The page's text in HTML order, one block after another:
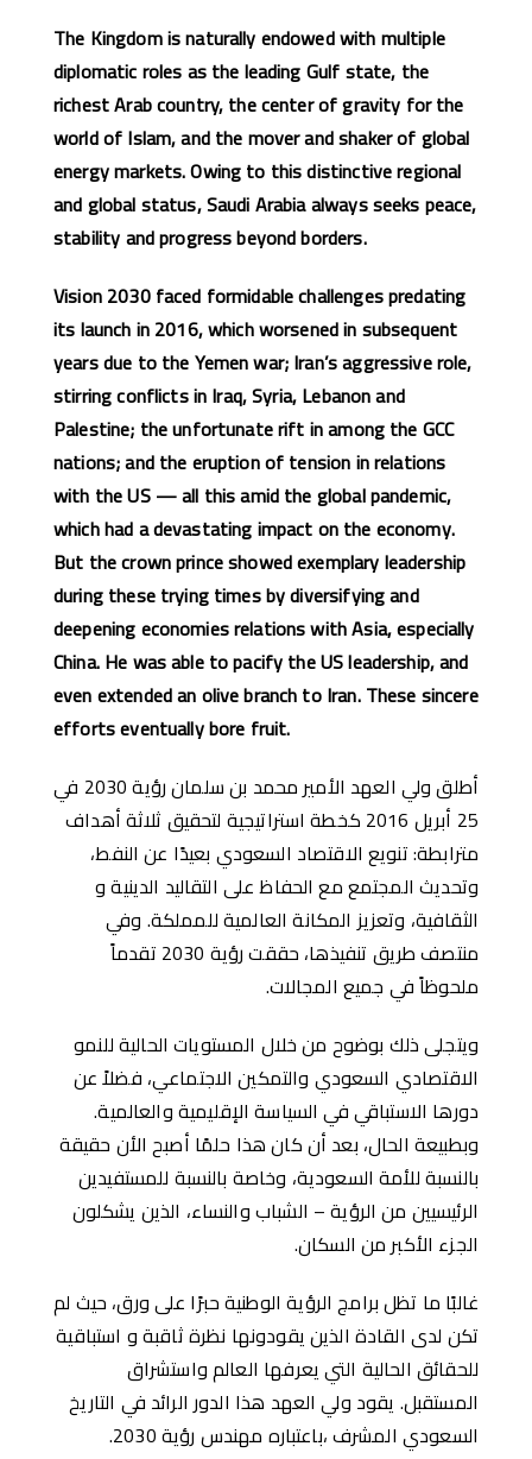
The Kingdom is naturally endowed with multiple
diplomatic roles as the leading Gulf state, the
richest Arab country, the center of gravity for the
world of Islam, and the mover and shaker of global
energy markets. Owing to this distinctive regional
and global status, Saudi Arabia always seeks peace,
stability and progress beyond borders.
Vision 2030 faced formidable challenges predating
its launch in 2016, which worsened in subsequent
years due to the Yemen war; Iran’s aggressive role,
stirring conflicts in Iraq, Syria, Lebanon and
Palestine; the unfortunate rift in among the GCC
nations; and the eruption of tension in relations
with the US — all this amid the global pandemic,
which had a devastating impact on the economy.
But the crown prince showed exemplary leadership
during these trying times by diversifying and
deepening economies relations with Asia, especially
China. He was able to pacify the US leadership, and
even extended an olive branch to Iran. These sincere
efforts eventually bore fruit.
أطلق ولي العهد الأمير محمد بن سلمان رؤية 2030 في
25 أبريل 2016 كخطة استراتيجية لتحقيق ثلاثة أهداف
مترابطة: تنويع الاقتصاد السعودي بعيدًا عن النفط،
وتحديث المجتمع مع الحفاظ على التقاليد الدينية و
الثقافية، وتعزيز المكانة العالمية للمملكة. وفي
منتصف طريق تنفيذها، حققت رؤية 2030 تقدماً
ملحوظاً في جميع المجالات.
ويتجلى ذلك بوضوح من خلال المستويات الحالية للنمو
الاقتصادي السعودي والتمكين الاجتماعي، فضلاً عن
دورها الاستباقي في السياسة الإقليمية والعالمية.
وبطبيعة الحال، بعد أن كان هذا حلمًا أصبح الأن حقيقة
بالنسبة للأمة السعودية، وخاصة بالنسبة للمستفيدين
الرئيسيين من الرؤية – الشباب والنساء، الذين يشكلون
الجزء الأكبر من السكان.
غالبًا ما تظل برامج الرؤية الوطنية حبرًا على ورق، حيث لم
تكن لدى القادة الذين يقودونها نظرة ثاقبة و استباقية
للحقائق الحالية التي يعرفها العالم واستشراق
المستقبل. يقود ولي العهد هذا الدور الرائد في التاريخ
السعودي المشرف ،باعتباره مهندس رؤية 2030.